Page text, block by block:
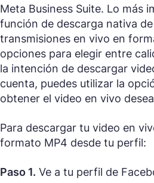
Meta Business Suite. Lo más
función de descarga nativa
transmisiones en vivo en
opciones para elegir entre
la intención de descargar
cuenta, puedes utilizar la
obtener el video en vivo
Para descargar tu video en
formato MP4 desde tu perfil:
Paso 1. Ve a tu perfil de